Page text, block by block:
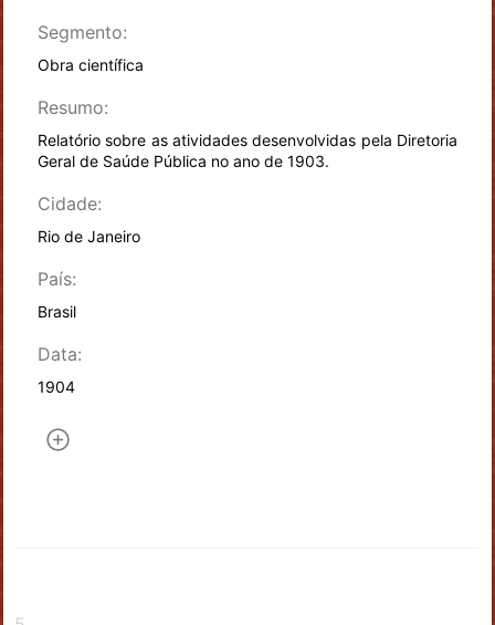
Segmento:
Obra científica
Resumo:
Relatório sobre as atividades desenvolvidas pela Diretoria
Geral de Saúde Pública no ano de 1903.
Cidade:
Rio de Janeiro
País:
Brasil
Data:
1904